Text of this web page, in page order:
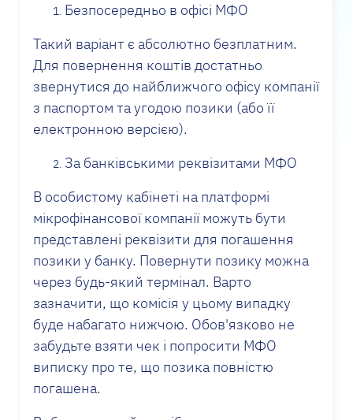
Безпосередньо в офісі МФО
Такий варіант є абсолютно безплатним.
Для повернення коштів достатньо
звернутися до найближчого офісу компанії
з паспортом та угодою позики (або її
електронною версією).
За банківськими реквізитами МФО
В особистому кабінеті на платформі
мікрофінансової компанії можуть бути
представлені реквізити для погашення
позики у банку. Повернути позику можна
через будь-який термінал. Варто
зазначити, що комісія у цьому випадку
буде набагато нижчою. Обов'язково не
забудьте взяти чек і попросити МФО
виписку про те, що позика повністю
погашена.